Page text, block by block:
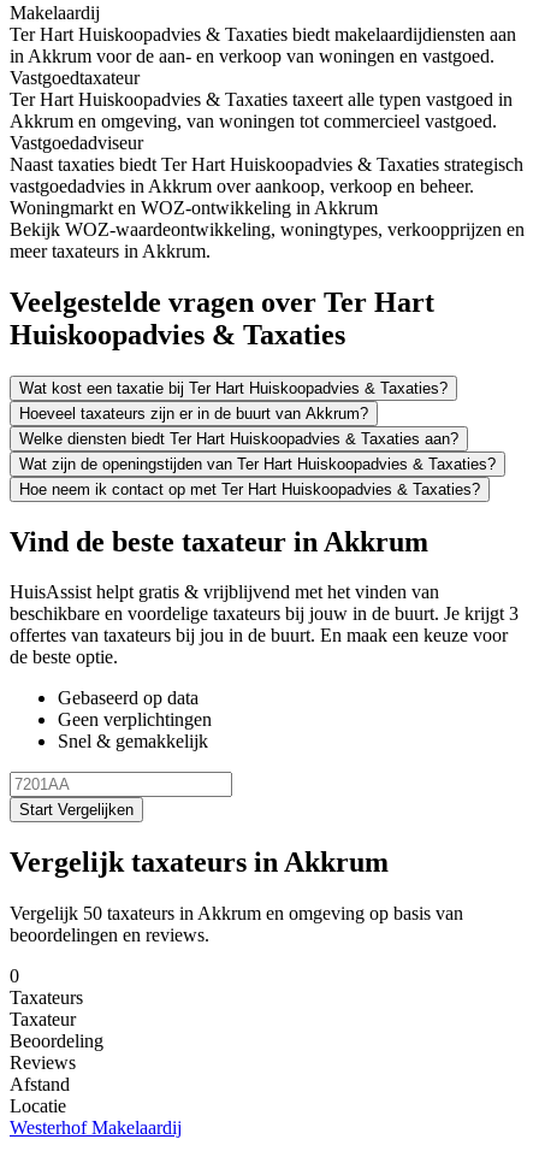
Makelaardij
Ter Hart Huiskoopadvies & Taxaties biedt makelaardijdiensten aan
in Akkrum voor de aan- en verkoop van woningen en vastgoed.
Vastgoedtaxateur
Ter Hart Huiskoopadvies & Taxaties taxeert alle typen vastgoed in
Akkrum en omgeving, van woningen tot commercieel vastgoed.
Vastgoedadviseur
Naast taxaties biedt Ter Hart Huiskoopadvies & Taxaties strategisch
vastgoedadvies in Akkrum over aankoop, verkoop en beheer.
Woningmarkt en WOZ-ontwikkeling in Akkrum
Bekijk WOZ-waardeontwikkeling, woningtypes, verkoopprijzen en
meer taxateurs in Akkrum.
Veelgestelde vragen over Ter Hart
Huiskoopadvies & Taxaties
Wat kost een taxatie bij Ter Hart Huiskoopadvies & Taxaties?
Hoeveel taxateurs zijn er in de buurt van Akkrum?
Welke diensten biedt Ter Hart Huiskoopadvies & Taxaties aan?
Wat zijn de openingstijden van Ter Hart Huiskoopadvies & Taxaties?
Hoe neem ik contact op met Ter Hart Huiskoopadvies & Taxaties?
Vind de beste taxateur in Akkrum
HuisAssist helpt gratis & vrijblijvend met het vinden van
beschikbare en voordelige taxateurs bij jouw in de buurt. Je krijgt 3
offertes van taxateurs bij jou in de buurt. En maak een keuze voor
de beste optie.
Gebaseerd op data
Geen verplichtingen
Snel & gemakkelijk
Start Vergelijken
Vergelijk taxateurs in Akkrum
Vergelijk 50 taxateurs in Akkrum en omgeving op basis van
beoordelingen en reviews.
0
Taxateurs
Taxateur
Beoordeling
Reviews
Afstand
Locatie
Westerhof Makelaardij